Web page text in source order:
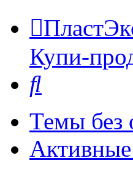
Купи-
Темы без